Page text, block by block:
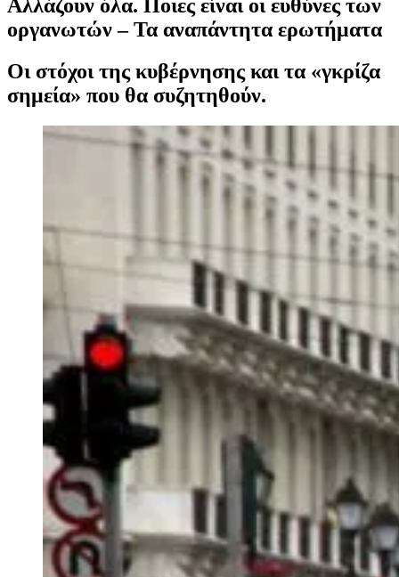
Αλλάζουν όλα. Ποιες είναι οι ευθύνες των
οργανωτών – Τα αναπάντητα ερωτήματα
Οι στόχοι της κυβέρνησης και τα «γκρίζα
σημεία» που θα συζητηθούν.